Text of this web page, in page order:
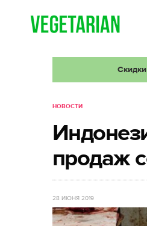
НОВОСТИ
продаж
28 ИЮНЯ 2019